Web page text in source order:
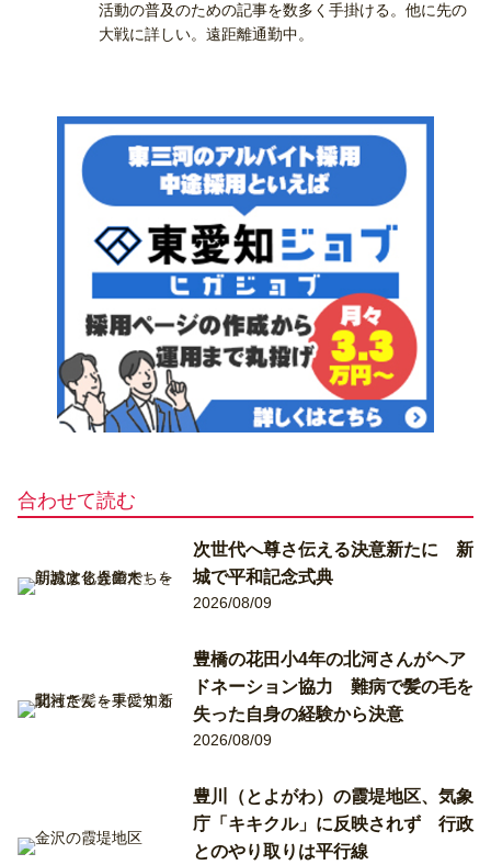
活動の普及のための記事を数多く手掛ける。他に先の
大戦に詳しい。遠距離通勤中。
合わせて読む
次世代へ尊さ伝える決意新たに 新
城で平和記念式典
2026/08/09
豊橋の花田小4年の北河さんがヘア
ドネーション協力 難病で髪の毛を
失った自身の経験から決意
2026/08/09
豊川（とよがわ）の霞堤地区、気象
庁「キキクル」に反映されず 行政
とのやり取りは平行線